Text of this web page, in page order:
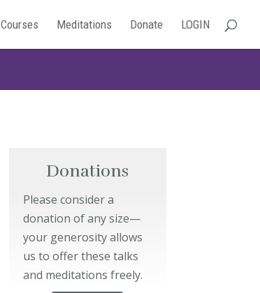
Courses Meditations Donate LOGIN
Donations
Please consider a
donation of any size—
your generosity allows
us to offer these talks
and meditations freely.